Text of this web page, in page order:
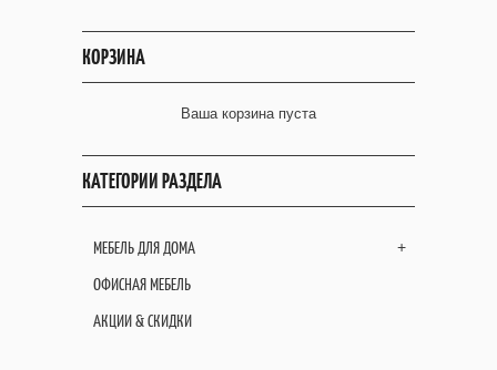
КОРЗИНА
Ваша корзина пуста
КАТЕГОРИИ РАЗДЕЛА
+
МЕБЕЛЬ ДЛЯ ДОМА
ОФИСНАЯ МЕБЕЛЬ
АКЦИИ & СКИДКИ